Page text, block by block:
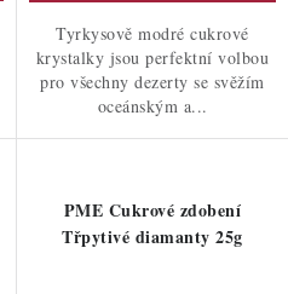
Tyrkysově modré cukrové
krystalky jsou perfektní volbou
pro všechny dezerty se svěžím
oceánským a...
PME Cukrové zdobení
Třpytivé diamanty 25g